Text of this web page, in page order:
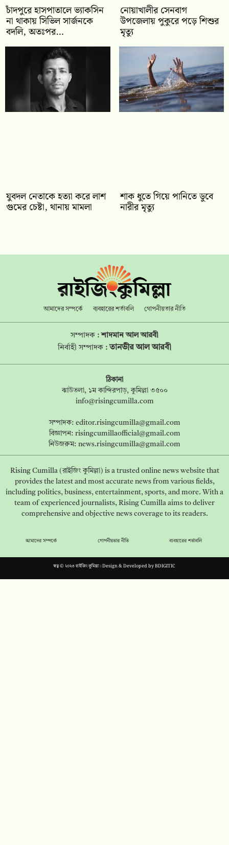
চাঁদপুরে হাসপাতালে ভ্যাকসিন
না থাকায় সিভিল সার্জনকে
বদলি, অতঃপর…
নোয়াখালীর সেনবাগ
উপজেলায় পুকুরে পড়ে শিশুর
মৃত্যু
যুবদল নেতাকে হত্যা করে লাশ
গুমের চেষ্টা, থানায় মামলা
শাক ধুতে গিয়ে পানিতে ডুবে
নারীর মৃত্যু
আমাদের সম্পর্কে ব্যবহারের শর্তাবলি গোপনীয়তার নীতি
সম্পাদক :শাদমান আল আরবী
নির্বাহী সম্পাদক : তানভীর আল আরবী
ঠিকানা
ঝাউতলা, ১ম কান্দিরপাড়, কুমিল্লা ৩৫০০
info@risingcumilla.com
সম্পাদক: editor.risingcumilla@gmail.com
বিজ্ঞাপন: risingcumillaofficial@gmail.com
নিউজরুম: news.risingcumilla@gmail.com
Rising Cumilla (রাইজিং কুমিল্লা) is a trusted online news website that
provides the latest and most accurate news from various fields,
including politics, business, entertainment, sports, and more. With a
team of experienced journalists, Rising Cumilla aims to deliver
comprehensive and objective news coverage to its readers.
আমাদের সম্পর্কে গোপনীয়তার নীতি ব্যবহারের শর্তাবলি
স্বত্ব © ২০২৩ রাইজিং কুমিল্লা। Design & Developed byBDIGITIC